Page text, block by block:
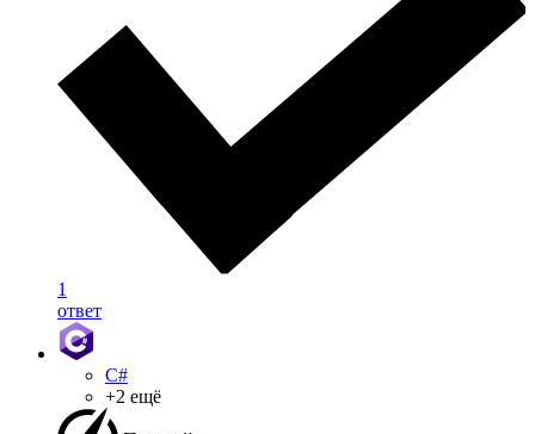
1
ответ
C#
+2 ещё